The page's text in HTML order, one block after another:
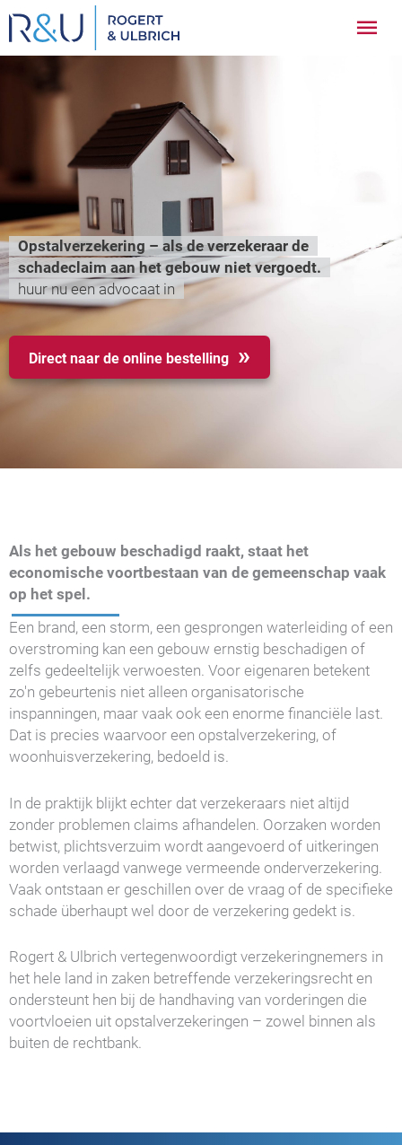
Ga
naar
inhoud
Opstalverzekering – als de verzekeraar de
schadeclaim aan het gebouw niet vergoedt.
huur nu een advocaat in
Direct naar de online bestelling
Als het gebouw beschadigd raakt, staat het
economische voortbestaan van de gemeenschap vaak
op het spel.
Een brand, een storm, een gesprongen waterleiding of een
overstroming kan een gebouw ernstig beschadigen of
zelfs gedeeltelijk verwoesten. Voor eigenaren betekent
zo'n gebeurtenis niet alleen organisatorische
inspanningen, maar vaak ook een enorme financiële last.
Dat is precies waarvoor een opstalverzekering, of
woonhuisverzekering, bedoeld is.
In de praktijk blijkt echter dat verzekeraars niet altijd
zonder problemen claims afhandelen. Oorzaken worden
betwist, plichtsverzuim wordt aangevoerd of uitkeringen
worden verlaagd vanwege vermeende onderverzekering.
Vaak ontstaan er geschillen over de vraag of de specifieke
schade überhaupt wel door de verzekering gedekt is.
Rogert & Ulbrich vertegenwoordigt verzekeringnemers in
het hele land in zaken betreffende verzekeringsrecht en
ondersteunt hen bij de handhaving van vorderingen die
voortvloeien uit opstalverzekeringen – zowel binnen als
buiten de rechtbank.